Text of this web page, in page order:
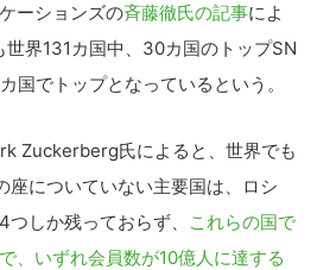
ーションズの斉藤徹氏の記事によ
世界131カ国中、30カ国のトップSN
国でトップとなっているという。
Zuckerberg氏によると、世界でも
座についていない主要国は、ロシ
しか残っておらず、
これらの国で
、いずれ会員数が10億人に達する